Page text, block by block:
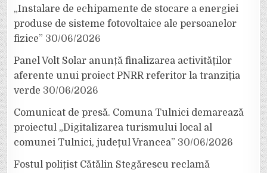
„Instalare de echipamente de stocare a energiei
produse de sisteme fotovoltaice ale persoanelor
fizice” 30/06/2026
Panel Volt Solar anunță finalizarea activităților
aferente unui proiect PNRR referitor la tranziția
verde 30/06/2026
Comunicat de presă. Comuna Tulnici demarează
proiectul „Digitalizarea turismului local al
comunei Tulnici, județul Vrancea” 30/06/2026
Fostul polițist Cătălin Stegărescu reclamă